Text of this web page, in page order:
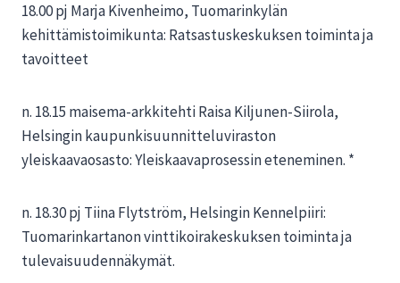
18.00 pj Marja Kivenheimo, Tuomarinkylän
kehittämistoimikunta: Ratsastuskeskuksen toiminta ja
tavoitteet
n. 18.15 maisema-arkkitehti Raisa Kiljunen-Siirola,
Helsingin kaupunkisuunnitteluviraston
yleiskaavaosasto: Yleiskaavaprosessin eteneminen. *
n. 18.30 pj Tiina Flytström, Helsingin Kennelpiiri:
Tuomarinkartanon vinttikoirakeskuksen toiminta ja
tulevaisuudennäkymät.